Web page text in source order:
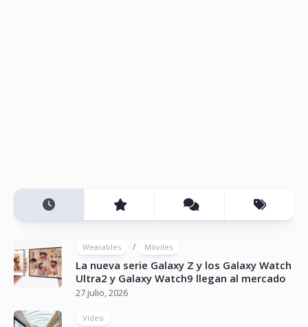
Wearables / Móviles
La nueva serie Galaxy Z y los Galaxy Watch
Ultra2 y Galaxy Watch9 llegan al mercado
27 julio, 2026
Vídeo